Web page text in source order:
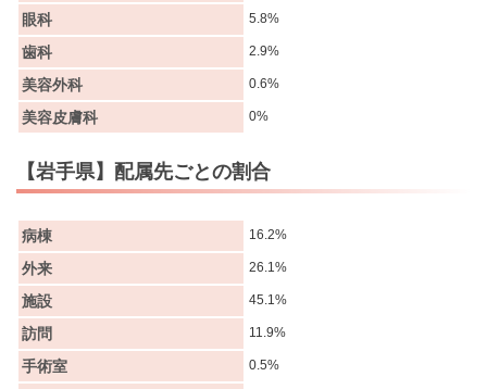
眼科 5.8%
歯科 2.9%
美容外科 0.6%
美容皮膚科 0%
【岩手県】配属先ごとの割合
病棟 16.2%
外来 26.1%
施設 45.1%
訪問 11.9%
手術室 0.5%